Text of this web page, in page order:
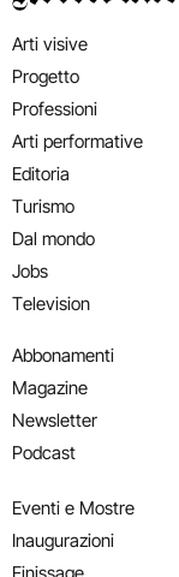
Arti visive
Progetto
Professioni
Arti performative
Editoria
Turismo
Dal mondo
Jobs
Television
Abbonamenti
Magazine
Newsletter
Podcast
Eventi e Mostre
Inaugurazioni